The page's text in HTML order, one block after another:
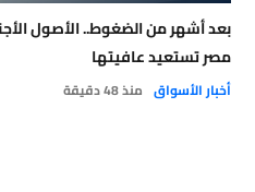
بعد أشهر من الضغوط.. الأصول
مصر تستعيد عافيتها
أخبار الأسواق منذ 48 دقيقة